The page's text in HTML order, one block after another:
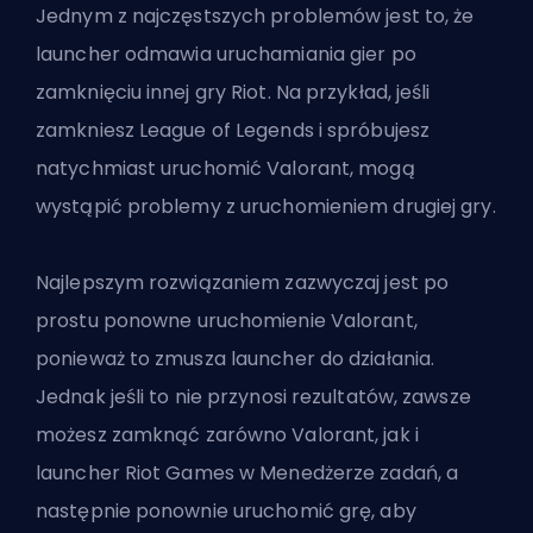
Jednym z najczęstszych problemów jest to, że
launcher odmawia uruchamiania gier po
zamknięciu innej gry Riot. Na przykład, jeśli
zamkniesz League of Legends i spróbujesz
natychmiast uruchomić Valorant, mogą
wystąpić problemy z uruchomieniem drugiej gry.
Najlepszym rozwiązaniem zazwyczaj jest po
prostu ponowne uruchomienie Valorant,
ponieważ to zmusza launcher do działania.
Jednak jeśli to nie przynosi rezultatów, zawsze
możesz zamknąć zarówno Valorant, jak i
launcher Riot Games w Menedżerze zadań, a
następnie ponownie uruchomić grę, aby